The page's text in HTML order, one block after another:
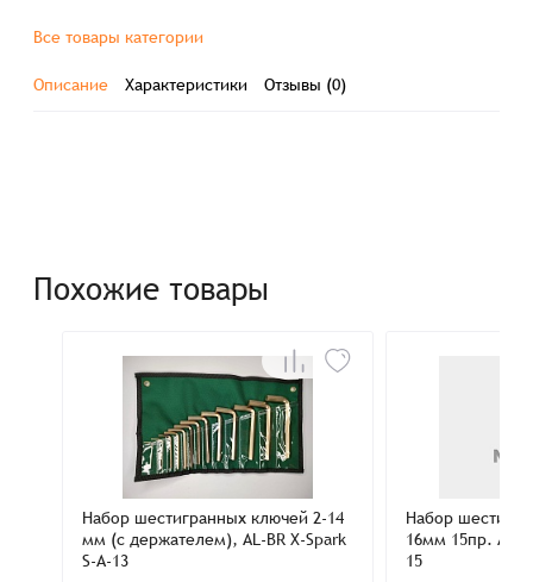
Все товары категории
Описание Характеристики Отзывы (0)
Похожие товары
Набор шестигранных ключей 2-14
мм (с держателем), AL-BR X-Spark
S-A-13
Набор
16мм 15пр. AL-
15